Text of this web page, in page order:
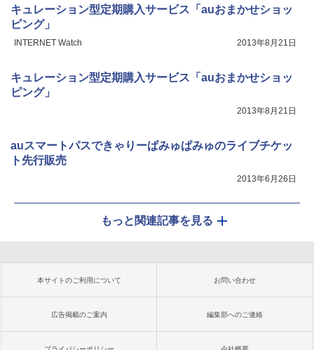
キュレーション型定期購入サービス「auおまかせショッ
ピング」
INTERNET Watch 2013年8月21日
キュレーション型定期購入サービス「auおまかせショッ
ピング」
2013年8月21日
auスマートパスできゃりーぱみゅぱみゅのライブチケッ
ト先行販売
2013年6月26日
もっと関連記事を見る
本サイトのご利用について お問い合わせ
広告掲載のご案内 編集部へのご連絡